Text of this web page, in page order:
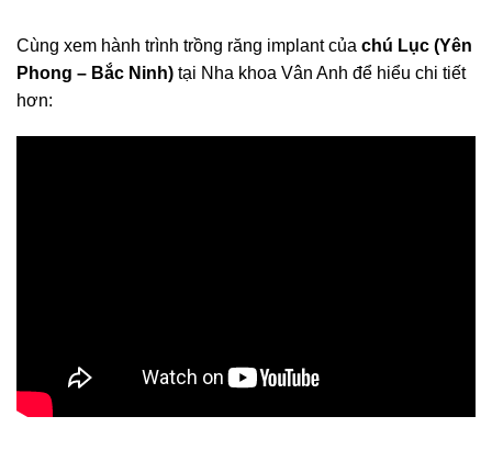
Cùng xem hành trình trồng răng implant của chú Lục (Yên
Phong – Bắc Ninh) tại Nha khoa Vân Anh để hiểu chi tiết
hơn: